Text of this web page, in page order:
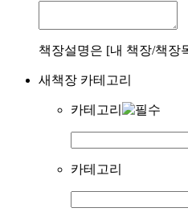
책장설명은 [내 책장/책장
새책장 카테고리
카테고리
카테고리